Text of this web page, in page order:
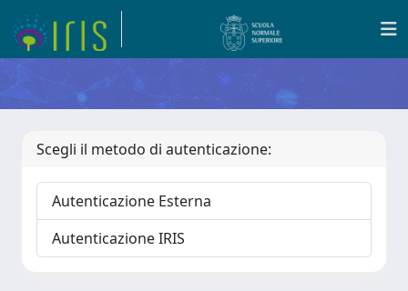
Scegli il metodo di autenticazione:
Autenticazione Esterna
Autenticazione IRIS